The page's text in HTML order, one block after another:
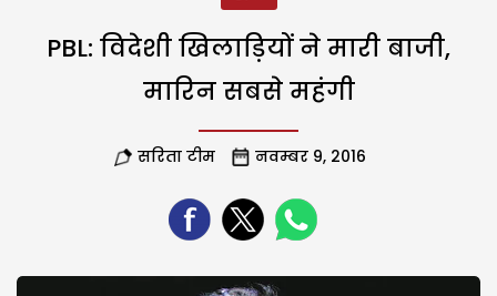
PBL: विदेशी खिलाड़ियों ने मारी बाजी,
मारिन सबसे महंगी
सरिता टीम नवम्बर 9, 2016